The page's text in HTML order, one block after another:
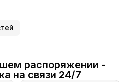
распоряжении -
на связи 24/7